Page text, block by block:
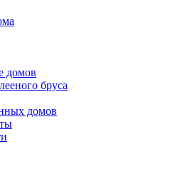
домов
бруса
домов